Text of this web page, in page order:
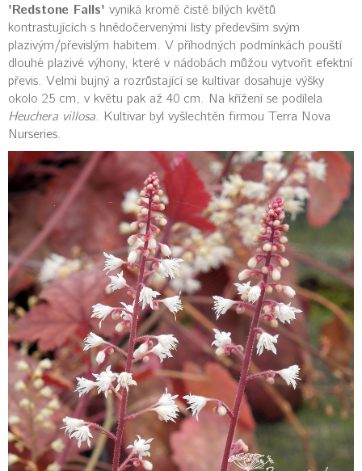
'Redstone Falls' vyniká kromě čistě bílých květů
kontrastujících s hnědočervenými listy především svým
plazivým/převislým habitem. V příhodných podmínkách pouští
dlouhé plazivé výhony, které v nádobách můžou vytvořit efektní
převis. Velmi bujný a rozrůstající se kultivar dosahuje výšky
okolo 25 cm, v květu pak až 40 cm. Na křížení se podílela
Heuchera villosa. Kultivar byl vyšlechtěn firmou Terra Nova
Nurseries.